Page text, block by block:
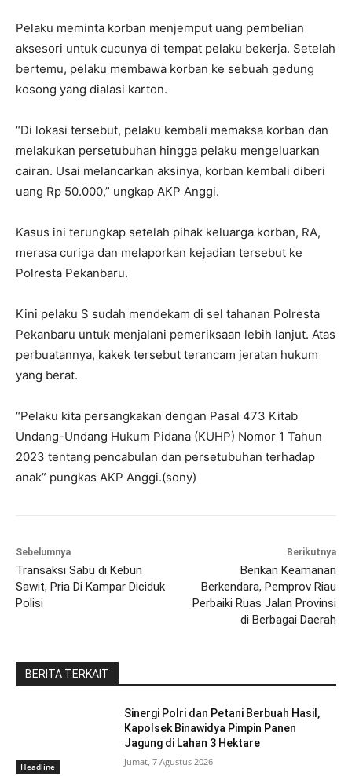
Pelaku meminta korban menjemput uang pembelian
aksesori untuk cucunya di tempat pelaku bekerja. Setelah
bertemu, pelaku membawa korban ke sebuah gedung
kosong yang dialasi karton.
“Di lokasi tersebut, pelaku kembali memaksa korban dan
melakukan persetubuhan hingga pelaku mengeluarkan
cairan. Usai melancarkan aksinya, korban kembali diberi
uang Rp 50.000,” ungkap AKP Anggi.
Kasus ini terungkap setelah pihak keluarga korban, RA,
merasa curiga dan melaporkan kejadian tersebut ke
Polresta Pekanbaru.
Kini pelaku S sudah mendekam di sel tahanan Polresta
Pekanbaru untuk menjalani pemeriksaan lebih lanjut. Atas
perbuatannya, kakek tersebut terancam jeratan hukum
yang berat.
“Pelaku kita persangkakan dengan Pasal 473 Kitab
Undang-Undang Hukum Pidana (KUHP) Nomor 1 Tahun
2023 tentang pencabulan dan persetubuhan terhadap
anak” pungkas AKP Anggi.(sony)
Sebelumnya
Transaksi Sabu di Kebun
Sawit, Pria Di Kampar Diciduk
Polisi
Berikutnya
Berikan Keamanan
Berkendara, Pemprov Riau
Perbaiki Ruas Jalan Provinsi
di Berbagai Daerah
BERITA TERKAIT
Headline
Sinergi Polri dan Petani Berbuah Hasil,
Kapolsek Binawidya Pimpin Panen
Jagung di Lahan 3 Hektare
Jumat, 7 Agustus 2026